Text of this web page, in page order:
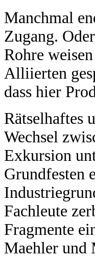
Manchmal
Zugang.
Rohre
Alliierten
dass hier
Rätselhaftes
Wechsel
Exkursion
Grundfesten
Fachleute
Fragmente
Maehler und